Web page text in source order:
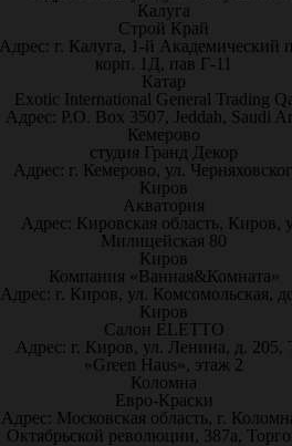
Калуга
Строй Край
г. Калуга, 1-й Академический
корп. 1Д, пав Г-11
Катар
Exotic International General Trading
Адрес: P.O. Box 3507, Jeddah, Saudi
Кемерово
студия Гранд Декор
Адрес: г. Кемерово, ул.
Киров
Акватория
Адрес: Кировская область, Киров,
Милицейская 80
Киров
Компания «Ванная&Комната»
Адрес: г. Киров, ул. Комсомольская,
Киров
Салон ELETTO
Адрес: г. Киров, ул. Ленина, д. 205,
«Green Haus», этаж 2
Коломна
Евро-Краски
Адрес: Московская область, г.
Октябрьской революции, 387а,